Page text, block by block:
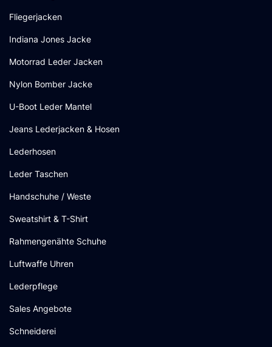
Fliegerjacken
Indiana Jones Jacke
Motorrad Leder Jacken
Nylon Bomber Jacke
U-Boot Leder Mantel
Jeans Lederjacken & Hosen
Lederhosen
Leder Taschen
Handschuhe / Weste
Sweatshirt & T-Shirt
Rahmengenähte Schuhe
Luftwaffe Uhren
Lederpflege
Sales Angebote
Schneiderei